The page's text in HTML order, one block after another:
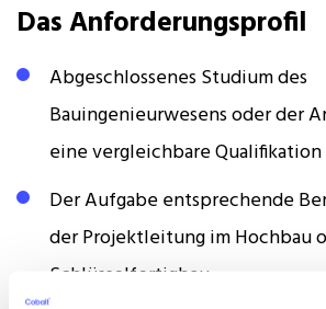
Das Anforderungsprofil
Abgeschlossenes Studium des
Bauingenieurwesens oder der
eine vergleichbare Qualifikation
Der Aufgabe entsprechende
der Projektleitung im Hochbau
Schlüsselfertigbau